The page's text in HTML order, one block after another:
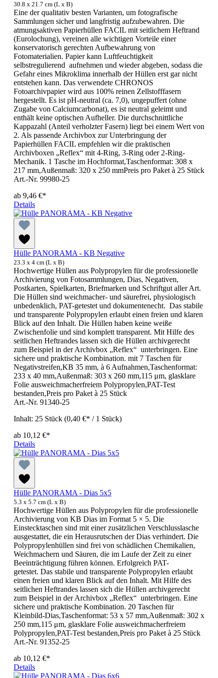
30.8 x 21.7 cm (L x B)
Eine der qualitativ besten Varianten, um fotografische
Sammlungen sicher und langfristig aufzubewahren. Die
atmungsaktiven Papierhüllen FACIL mit seitlichem Heftrand
(Eurolochung), vereinen alle wichtigen Vorteile einer
konservatorisch gerechten Aufbewahrung von
Fotomaterialien. Papier kann Luftfeuchtigkeit
selbstregulierend aufnehmen und wieder abgeben, sodass die
Gefahr eines Mikroklima innerhalb der Hüllen erst gar nicht
entstehen kann. Das verwendete CHRONOS
Fotoarchivpapier wird aus 100% reinen Zellstofffasern
hergestellt. Es ist pH-neutral (ca. 7,0), ungepuffert (ohne
Zugabe von Calciumcarbonat), es ist neutral geleimt und
enthält keine optischen Aufheller. Die durchschnittliche
Kappazahl (Anteil verholzter Fasern) liegt bei einem Wert von
2. Als passende Archivbox zur Unterbringung der
Papierhüllen FACIL empfehlen wir die praktischen
Archivboxen „Reflex“ mit 4-Ring, 3-Ring oder 2-Ring-
Mechanik. 1 Tasche im Hochformat,Taschenformat: 308 x
217 mm,Außenmaß: 320 x 250 mmPreis pro Paket à 25 Stück
Art.-Nr. 99980-25
ab 9,46 €*
Details
Hülle PANORAMA - KB Negative
23.3 x 4 cm (L x B)
Hochwertige Hüllen aus Polypropylen für die professionelle
Archivierung von Fotosammlungen, Dias, Negativen,
Postkarten, Spielkarten, Briefmarken und Schriftgut aller Art.
Die Hüllen sind weichmacher- und säurefrei, physiologisch
unbedenklich, PAT-getestet und dokumentenecht. Das stabile
und transparente Polypropylen erlaubt einen freien und klaren
Blick auf den Inhalt. Die Hüllen haben keine weiße
Zwischenfolie und sind komplett transparent. Mit Hilfe des
seitlichen Heftrandes lassen sich die Hüllen archivgerecht
zum Beispiel in der Archivbox „Reflex“ unterbringen. Eine
sichere und praktische Kombination. mit 7 Taschen für
Negativstreifen,KB 35 mm, à 6 Aufnahmen,Taschenformat:
233 x 40 mm,Außenmaß: 303 x 260 mm,115 μm, glasklare
Folie ausweichmacherfreiem Polypropylen,PAT-Test
bestanden,Preis pro Paket à 25 Stück
Art.-Nr. 91340-25
Inhalt: 25 Stück (0,40 €* / 1 Stück)
ab 10,12 €*
Details
Hülle PANORAMA - Dias 5x5
5.3 x 5.7 cm (L x B)
Hochwertige Hüllen aus Polypropylen für die professionelle
Archivierung von KB Dias im Format 5 × 5. Die
Einstecktaschen sind mit einer zusätzlichen Verschlusslasche
ausgestattet, die ein Herausrutschen der Dias verhindert. Die
Polypropylenhüllen sind frei von schädlichen Chemikalien,
Weichmachern und Säuren, die im Laufe der Zeit zu einer
Beeinträchtigung führen können. Erfolgreich PAT-
getestet. Das stabile und transparente Polypropylen erlaubt
einen freien und klaren Blick auf den Inhalt. Mit Hilfe des
seitlichen Heftrandes lassen sich die Hüllen archivgerecht
zum Beispiel in der Archivbox „Reflex“ unterbringen. Eine
sichere und praktische Kombination. 20 Taschen für
Kleinbild-Dias,Taschenformat: 53 x 57 mm,Außenmaß: 302 x
250 mm,115 μm, glasklare Folie ausweichmacherfreiem
Polypropylen,PAT-Test bestanden,Preis pro Paket à 25 Stück
Art.-Nr. 91352-25
ab 10,12 €*
Details